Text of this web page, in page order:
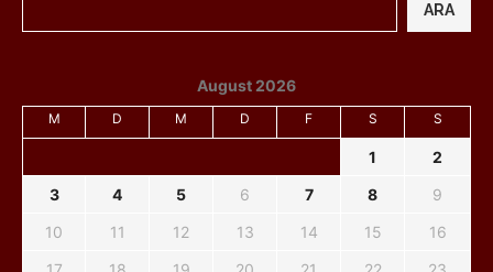
ARA
August 2026
M D M D F S S
1
2
3
4 5 6 7 8
9
10
11 12 13 14 15
16